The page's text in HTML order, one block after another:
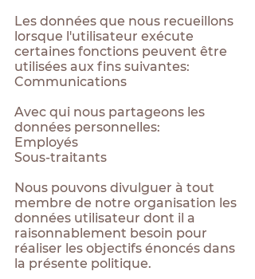
Les données que nous recueillons
lorsque l'utilisateur exécute
certaines fonctions peuvent être
utilisées aux fins suivantes:
Communications
Avec qui nous partageons les
données personnelles:
Employés
Sous-traitants
Nous pouvons divulguer à tout
membre de notre organisation les
données utilisateur dont il a
raisonnablement besoin pour
réaliser les objectifs énoncés dans
la présente politique.